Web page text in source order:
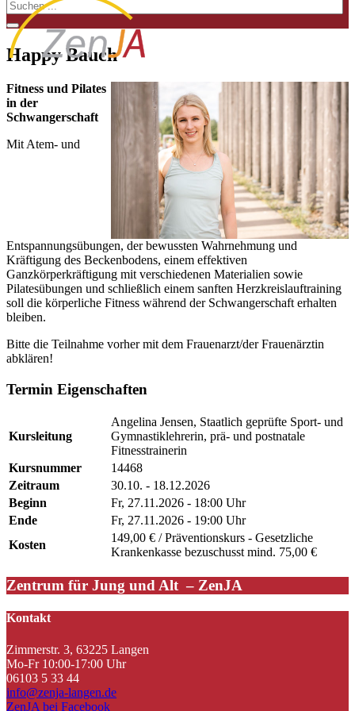
Happy Bauch
Fitness und Pilates
in der
Schwangerschaft
Mit Atem- und
Entspannungsübungen, der bewussten Wahrnehmung und
Kräftigung des Beckenbodens, einem effektiven
Ganzkörperkräftigung mit verschiedenen Materialien sowie
Pilatesübungen und schließlich einem sanften Herzkreislauftraining
soll die körperliche Fitness während der Schwangerschaft erhalten
bleiben.
Bitte die Teilnahme vorher mit dem Frauenarzt/der Frauenärztin
abklären!
Termin Eigenschaften
Kursleitung
Angelina Jensen, Staatlich geprüfte Sport- und
Gymnastiklehrerin, prä- und postnatale
Fitnesstrainerin
Kursnummer
14468
Zeitraum
30.10. - 18.12.2026
Beginn
Fr, 27.11.2026 - 18:00 Uhr
Ende
Fr, 27.11.2026 - 19:00 Uhr
Kosten
149,00 € / Präventionskurs - Gesetzliche
Krankenkasse bezuschusst mind. 75,00 €
Zentrum für Jung und Alt – ZenJA
Kontakt
Zimmerstr. 3, 63225 Langen
Mo-Fr 10:00-17:00 Uhr
06103 5 33 44
info@zenja-langen.de
ZenJA bei Facebook